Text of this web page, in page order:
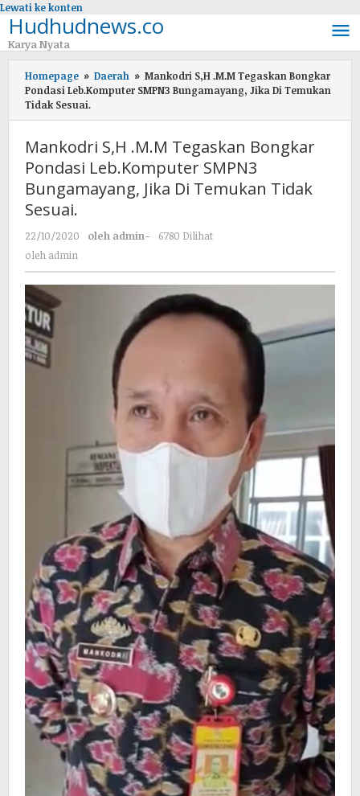
Lewati ke konten
Hudhudnews.co
Karya Nyata
Homepage » Daerah » Mankodri S,H .M.M Tegaskan Bongkar
Pondasi Leb.Komputer SMPN3 Bungamayang, Jika Di Temukan
Tidak Sesuai.
Mankodri S,H .M.M Tegaskan Bongkar
Pondasi Leb.Komputer SMPN3
Bungamayang, Jika Di Temukan Tidak
Sesuai.
22/10/2020 oleh admin-
6780 Dilihat
oleh admin